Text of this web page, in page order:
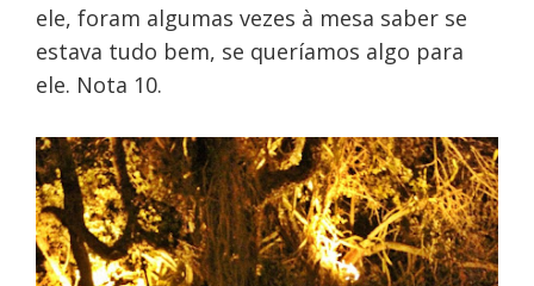
ele, foram algumas vezes à mesa saber se
estava tudo bem, se queríamos algo para
ele. Nota 10.